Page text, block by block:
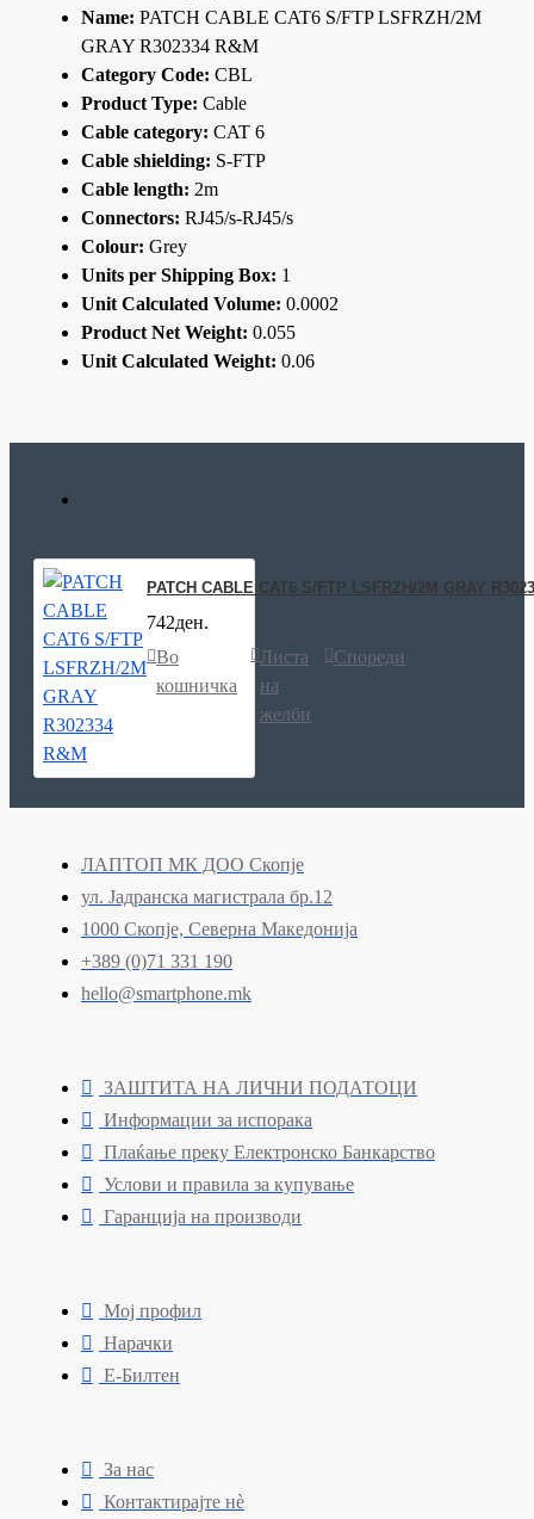
Name: PATCH CABLE CAT6 S/FTP LSFRZH/2M
GRAY R302334 R&M
Category Code: CBL
Product Type: Cable
Cable category: CAT 6
Cable shielding: S-FTP
Cable length: 2m
Connectors: RJ45/s-RJ45/s
Colour: Grey
Units per Shipping Box: 1
Unit Calculated Volume: 0.0002
Product Net Weight: 0.055
Unit Calculated Weight: 0.06
PATCH CABLE CAT6 S/FTP LSFRZH/2M GRAY
742ден.
Во
кошничка
Листа
на
желби
Спореди
ЛАПТОП МК ДОО Скопје
ул. Јадранска магистрала бр.12
1000 Скопје, Северна Македонија
+389 (0)71 331 190
hello@smartphone.mk
ЗАШТИТА НА ЛИЧНИ ПОДАТОЦИ
Информации за испорака
Плаќање преку Електронско Банкарство
Услови и правила за купување
Гаранција на производи
Мој профил
Нарачки
Е-Билтен
За нас
Контактирајте нè